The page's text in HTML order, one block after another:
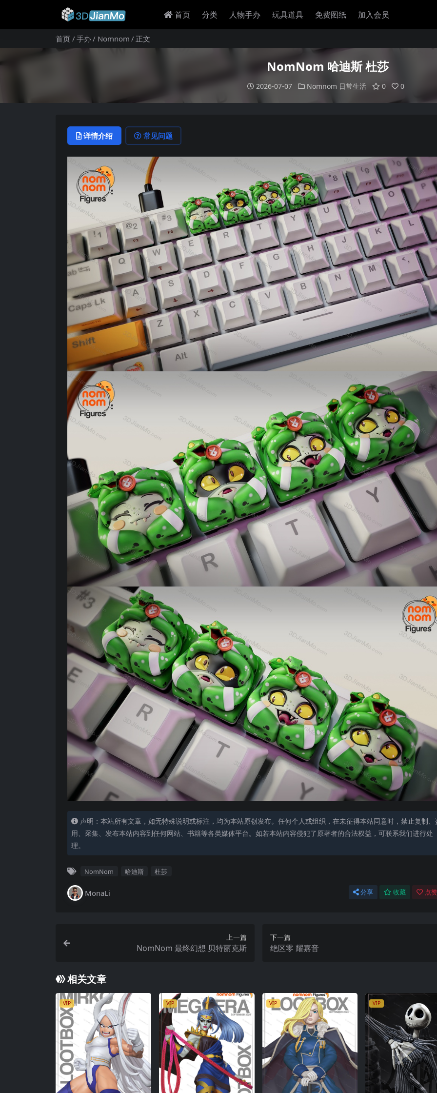
首页 分类 人物手办 玩具道具 免费图纸 加入会员
首页 手办 Nomnom 正文
NomNom 哈迪斯 杜莎
2026-07-07 Nomnom 日常生活 0 0
详情介绍 常见问题
声明：本站所有文章，如无特殊说明或标注，均为本站原创发布。任何个人或组织，在未征得本站同意时，禁止复制、
用、采集、发布本站内容到任何网站、书籍等各类媒体平台。如若本站内容侵犯了原著者的合法权益，可联系我们进行处
理。
NomNom 哈迪斯 杜莎
MonaLi 分享 收藏 点
上一篇
NomNom 最终幻想 贝特丽克斯
下一篇
绝区零 耀嘉音
相关文章
VIP VIP VIP VIP